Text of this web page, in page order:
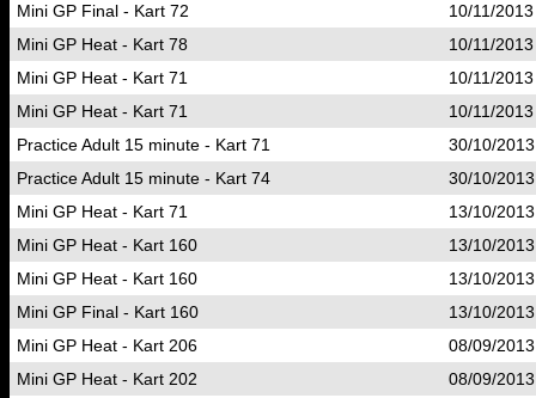
Mini GP Final - Kart 72
10/11/
Mini GP Heat - Kart 78
10/11/
Mini GP Heat - Kart 71
10/11/
Mini GP Heat - Kart 71
10/11/
Practice Adult 15 minute - Kart 71
30/10/
Practice Adult 15 minute - Kart 74
30/10/
Mini GP Heat - Kart 71
13/10/
Mini GP Heat - Kart 160
13/10/
Mini GP Heat - Kart 160
13/10/
Mini GP Final - Kart 160
13/10/
Mini GP Heat - Kart 206
08/09/
Mini GP Heat - Kart 202
08/09/